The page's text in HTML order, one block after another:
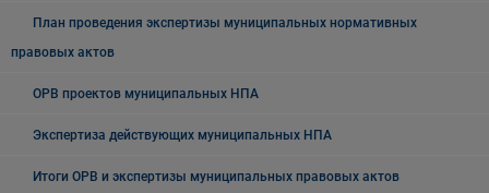
План проведения экспертизы муниципальных нормативных
правовых актов
ОРВ проектов муниципальных НПА
Экспертиза действующих муниципальных НПА
Итоги ОРВ и экспертизы муниципальных правовых актов